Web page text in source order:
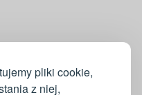
pliki cookie,
z niej,